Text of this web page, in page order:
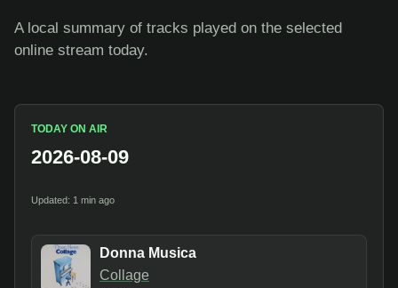
A local summary of tracks played on the selected
online stream today.
TODAY ON AIR
2026-08-09
Updated: 1 min ago
Donna Musica
Collage